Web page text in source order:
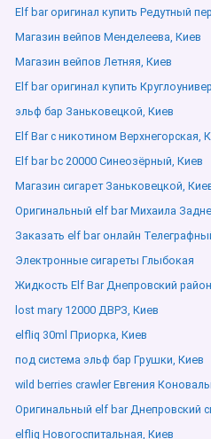
Elf bar оригинал купить Редутный
Магазин вейпов Менделеева, Киев
Магазин вейпов Летняя, Киев
Elf bar оригинал купить
эльф бар Заньковецкой, Киев
Elf Bar с никотином Верхнегорская,
Elf bar bc 20000 Синеозёрный, Киев
Магазин сигарет Заньковецкой,
Оригинальный elf bar Михаила
Заказать elf bar онлайн
Электронные сигареты Глыбокая
Жидкость Elf Bar Днепровский
lost mary 12000 ДВРЗ, Киев
elfliq 30ml Приорка, Киев
под система эльф бар Грушки, Киев
wild berries crawler Евгения
Оригинальный elf bar Днепровский
elfliq Новогоспитальная, Киев